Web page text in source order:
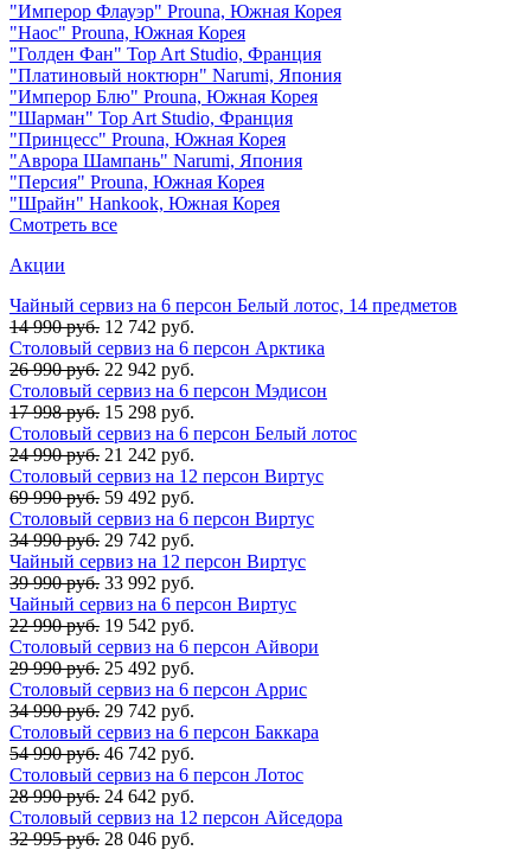
"Имперор Флауэр" Prouna, Южная Корея
"Наос" Prouna, Южная Корея
"Голден Фан" Top Art Studio, Франция
"Платиновый ноктюрн" Narumi, Япония
"Имперор Блю" Prouna, Южная Корея
"Шарман" Top Art Studio, Франция
"Принцесс" Prouna, Южная Корея
"Аврора Шампань" Narumi, Япония
"Персия" Prouna, Южная Корея
"Шрайн" Hankook, Южная Корея
Смотреть все
Акции
Чайный сервиз на 6 персон Белый лотос, 14 предметов
14 990 руб. 12 742 руб.
Столовый сервиз на 6 персон Арктика
26 990 руб. 22 942 руб.
Столовый сервиз на 6 персон Мэдисон
17 998 руб. 15 298 руб.
Столовый сервиз на 6 персон Белый лотос
24 990 руб. 21 242 руб.
Столовый сервиз на 12 персон Виртус
69 990 руб. 59 492 руб.
Столовый сервиз на 6 персон Виртус
34 990 руб. 29 742 руб.
Чайный сервиз на 12 персон Виртус
39 990 руб. 33 992 руб.
Чайный сервиз на 6 персон Виртус
22 990 руб. 19 542 руб.
Столовый сервиз на 6 персон Айвори
29 990 руб. 25 492 руб.
Столовый сервиз на 6 персон Аррис
34 990 руб. 29 742 руб.
Столовый сервиз на 6 персон Баккара
54 990 руб. 46 742 руб.
Столовый сервиз на 6 персон Лотос
28 990 руб. 24 642 руб.
Столовый сервиз на 12 персон Айседора
32 995 руб. 28 046 руб.